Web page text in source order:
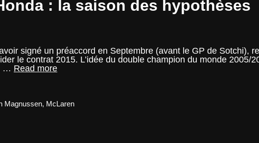
: la saison des hypothèses
signé un préaccord en Septembre (avant le GP de Sotchi),
le contrat 2015. L’idée du double champion du monde 2005/
… Read moreFernando
Honda
Magnussen, McLaren